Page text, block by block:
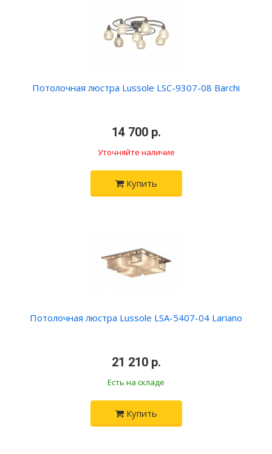
Потолочная люстра Lussole LSC-9307-08 Barchi
14 700 р.
Уточняйте наличие
Купить
Потолочная люстра Lussole LSA-5407-04 Lariano
21 210 р.
Есть на складе
Купить